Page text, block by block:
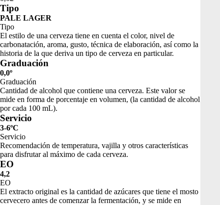
Tipo
PALE LAGER
Tipo
El estilo de una cerveza tiene en cuenta el color, nivel de
carbonatación, aroma, gusto, técnica de elaboración, así como la
historia de la que deriva un tipo de cerveza en particular.
Graduación
0,0º
Graduación
Cantidad de alcohol que contiene una cerveza. Este valor se
mide en forma de porcentaje en volumen, (la cantidad de alcohol
por cada 100 mL).
Servicio
3-6ºC
Servicio
Recomendación de temperatura, vajilla y otros características
para disfrutar al máximo de cada cerveza.
EO
4,2
EO
El extracto original es la cantidad de azúcares que tiene el mosto
cervecero antes de comenzar la fermentación, y se mide en